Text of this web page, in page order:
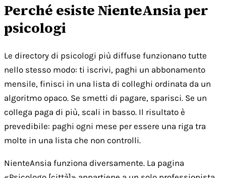
Perché esiste NienteAnsia per
psicologi
Le directory di psicologi più diffuse funzionano tutte
nello stesso modo: ti iscrivi, paghi un abbonamento
mensile, finisci in una lista di colleghi ordinata da un
algoritmo opaco. Se smetti di pagare, sparisci. Se un
collega paga di più, scali in basso. Il risultato è
prevedibile: paghi ogni mese per essere una riga tra
molte in una lista che non controlli.
NienteAnsia funziona diversamente. La pagina